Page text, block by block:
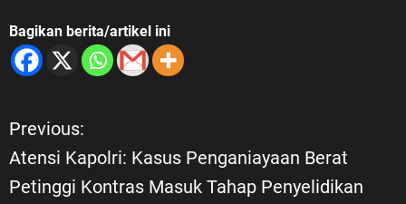
akan
agar
memiliki
Tiga
Bagikan berita/artikel ini
N
a
Previous:
Atensi Kapolri: Kasus Penganiayaan Berat
Petinggi Kontras Masuk Tahap Penyelidikan